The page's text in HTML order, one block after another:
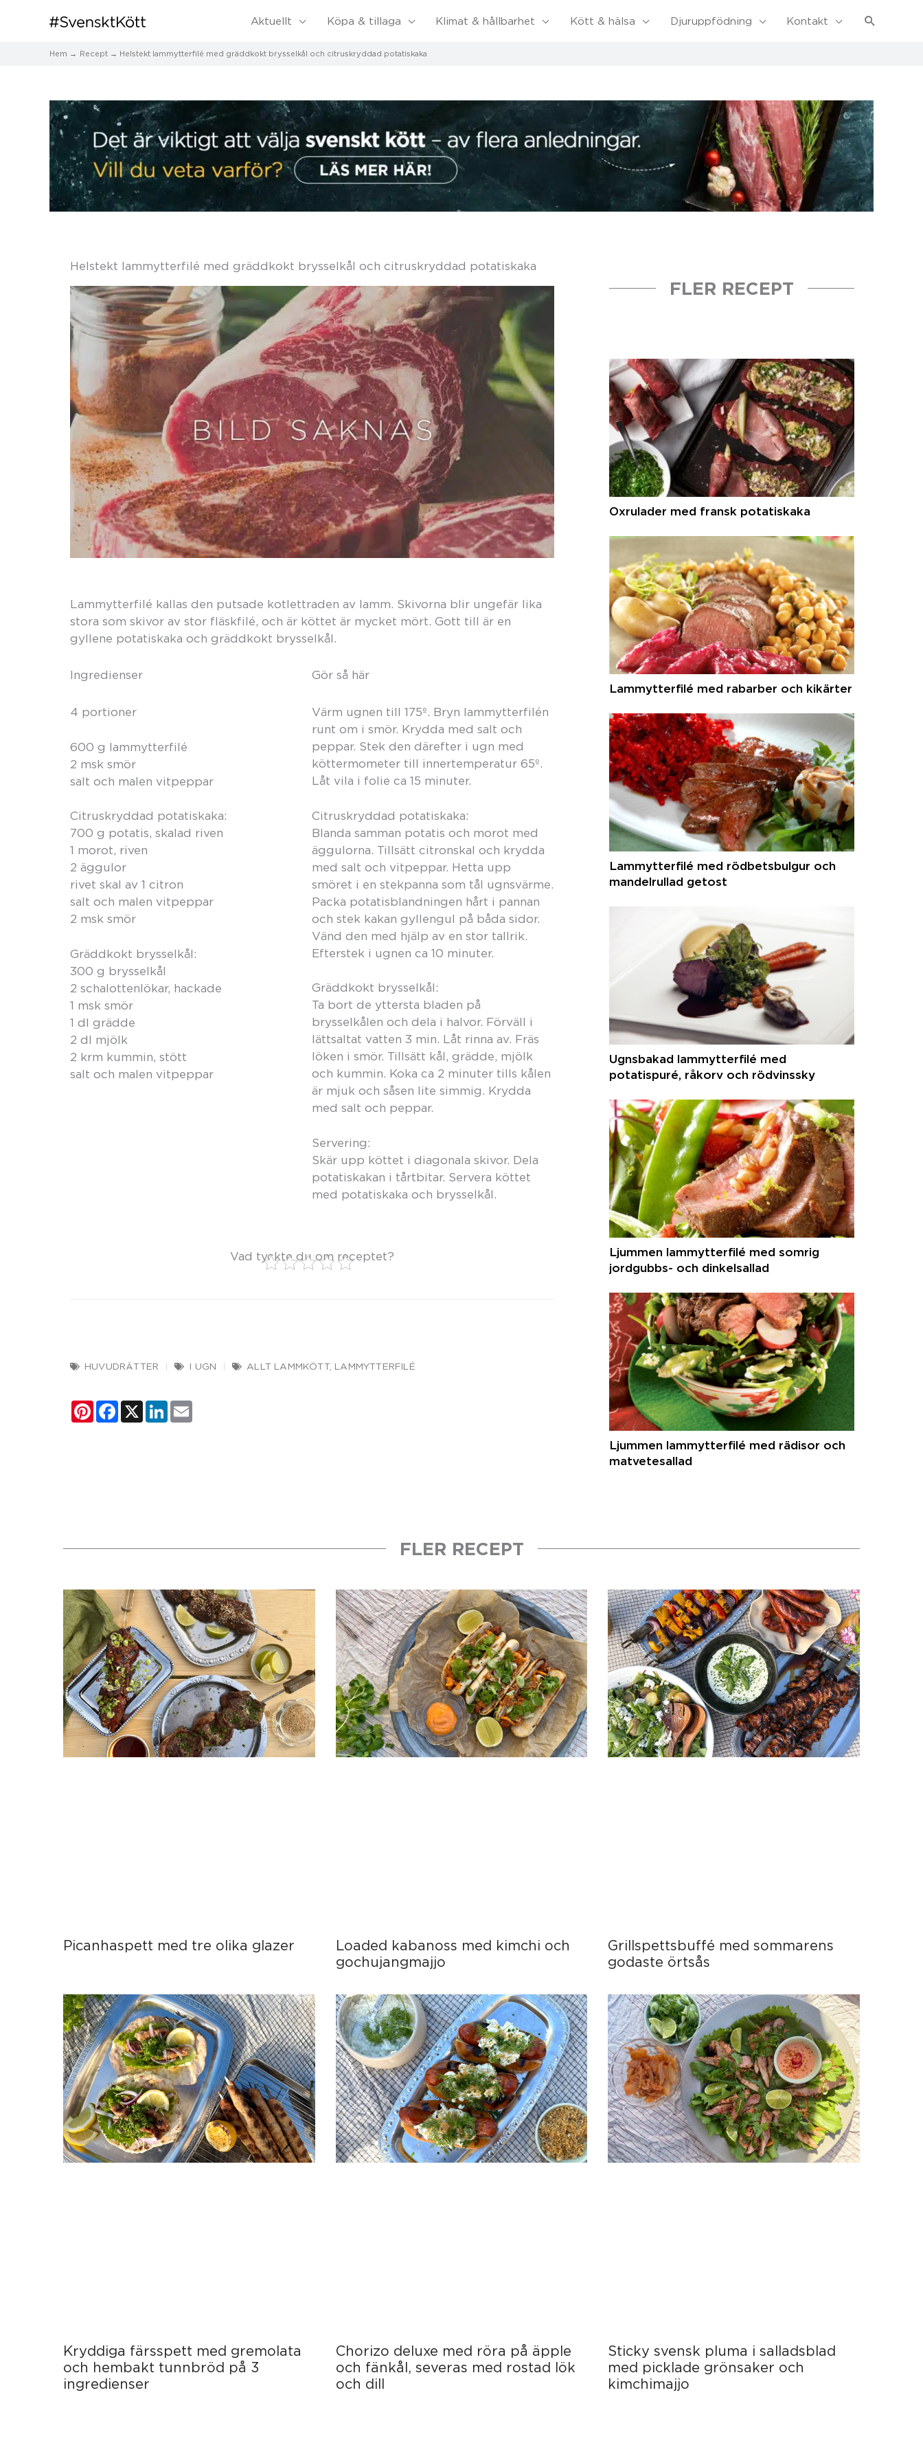
Aktuellt Köpa & tillaga Klimat & hållbarhet Kött & hälsa Djuruppfödning Kontakt Sök
Hem Recept Helstekt lammytterfilé med gräddkokt brysselkål och citruskryddad potatiskaka
Helstekt lammytterfilé med gräddkokt brysselkål och citruskryddad potatiskaka
Lammytterfilé kallas den putsade kotlettraden av lamm. Skivorna blir ungefär lika
stora som skivor av stor fläskfilé, och är köttet är mycket mört. Gott till är en
gyllene potatiskaka och gräddkokt brysselkål.
Ingredienser
4 portioner
600 g lammytterfilé
2 msk smör
salt och malen vitpeppar
Citruskryddad potatiskaka:
700 g potatis, skalad riven
1 morot, riven
2 äggulor
rivet skal av 1 citron
salt och malen vitpeppar
2 msk smör
Gräddkokt brysselkål:
300 g brysselkål
2 schalottenlökar, hackade
1 msk smör
1 dl grädde
2 dl mjölk
2 krm kummin, stött
salt och malen vitpeppar
Gör så här
Värm ugnen till 175º. Bryn lammytterfilén
runt om i smör. Krydda med salt och
peppar. Stek den därefter i ugn med
köttermometer till innertemperatur 65º.
Låt vila i folie ca 15 minuter.
Citruskryddad potatiskaka:
Blanda samman potatis och morot med
äggulorna. Tillsätt citronskal och krydda
med salt och vitpeppar. Hetta upp
smöret i en stekpanna som tål ugnsvärme.
Packa potatisblandningen hårt i pannan
och stek kakan gyllengul på båda sidor.
Vänd den med hjälp av en stor tallrik.
Efterstek i ugnen ca 10 minuter.
Gräddkokt brysselkål:
Ta bort de yttersta bladen på
brysselkålen och dela i halvor. Förväll i
lättsaltat vatten 3 min. Låt rinna av. Fräs
löken i smör. Tillsätt kål, grädde, mjölk
och kummin. Koka ca 2 minuter tills kålen
är mjuk och såsen lite simmig. Krydda
med salt och peppar.
Servering:
Skär upp köttet i diagonala skivor. Dela
potatiskakan i tårtbitar. Servera köttet
med potatiskaka och brysselkål.
Vad tyckte du om receptet?
HUVUDRÄTTER I UGN ALLT LAMMKÖTT, LAMMYTTERFILÉ
PinterestFacebook
X LinkedIn
FLER RECEPT
Oxrulader med fransk potatiskaka
Lammytterfilé med rabarber och kikärter
Lammytterfilé med rödbetsbulgur och
mandelrullad getost
Ugnsbakad lammytterfilé med
potatispuré, råkorv och rödvinssky
Ljummen lammytterfilé med somrig
jordgubbs- och dinkelsallad
Ljummen lammytterfilé med rädisor och
matvetesallad
FLER RECEPT
Picanhaspett med tre olika glazer
Loaded kabanoss med kimchi och
gochujangmajjo
Grillspettsbuffé med sommarens
godaste örtsås
Kryddiga färsspett med gremolata
och hembakt tunnbröd på 3
ingredienser
Chorizo deluxe med röra på äpple
och fänkål, severas med rostad lök
och dill
Sticky svensk pluma i salladsblad
med picklade grönsaker och
kimchimajjo